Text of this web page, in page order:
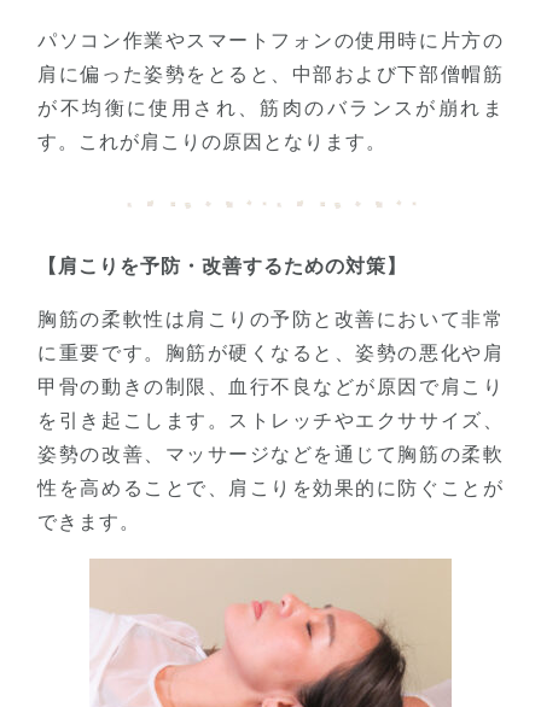
パソコン作業やスマートフォンの使用時に片方の
肩に偏った姿勢をとると、中部および下部僧帽筋
が不均衡に使用され、筋肉のバランスが崩れま
す。これが肩こりの原因となります。
【肩こりを予防・改善するための対策】
胸筋の柔軟性は肩こりの予防と改善において非常
に重要です。胸筋が硬くなると、姿勢の悪化や肩
甲骨の動きの制限、血行不良などが原因で肩こり
を引き起こします。ストレッチやエクササイズ、
姿勢の改善、マッサージなどを通じて胸筋の柔軟
性を高めることで、肩こりを効果的に防ぐことが
できます。